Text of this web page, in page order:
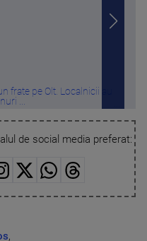
frate pe Olt. Localnicii au
...
de social media preferat:
,